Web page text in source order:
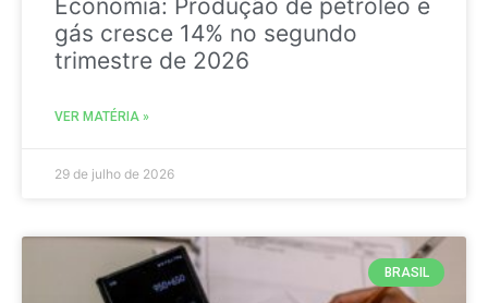
Economia: Produção de petróleo e
gás cresce 14% no segundo
trimestre de 2026
VER MATÉRIA »
29 de julho de 2026
BRASIL